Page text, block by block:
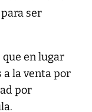
ser
que en lugar
la venta por
por